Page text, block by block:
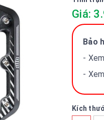
Giá:
Bảo
-
-
Kích